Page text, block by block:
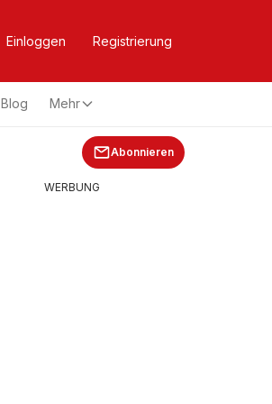
Einloggen Registrierung
Blog Mehr
Abonnieren
WERBUNG